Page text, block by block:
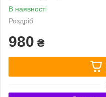
В наявності
Роздріб
980 ₴